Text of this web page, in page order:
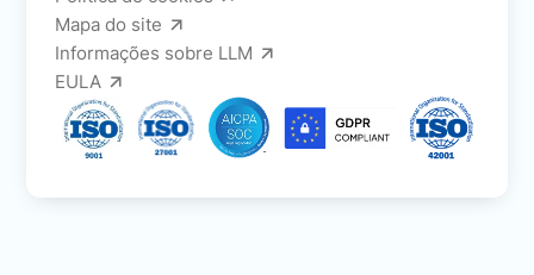
Mapa do site
Informações sobre LLM
EULA